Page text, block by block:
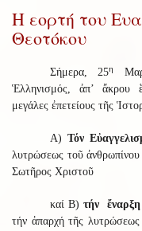
Η εορτή του
Θεοτόκου
Σήμερα, 25η
Ἑλληνισμός, ἀπ’ ἄκρου
μεγάλες ἐπετείους τῆς
Α) Τόν
λυτρώσεως τοῦ
Σωτῆρος Χριστοῦ
καί Β)τήν
τήν ἀπαρχή τῆς